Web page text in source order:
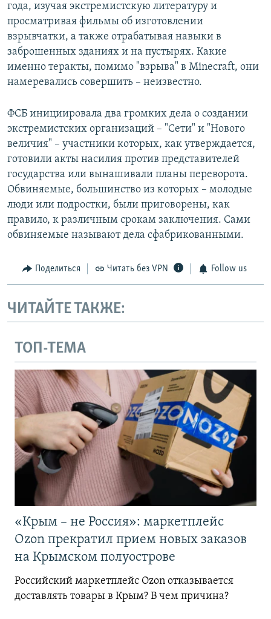
года, изучая экстремистскую литературу и
просматривая фильмы об изготовлении
взрывчатки, а также отрабатывая навыки в
заброшенных зданиях и на пустырях. Какие
именно теракты, помимо "взрыва" в Minecraft, они
намеревались совершить – неизвестно.
ФСБ инициировала два громких дела о создании
экстремистских организаций – "Сети" и "Нового
величия" – участники которых, как утверждается,
готовили акты насилия против представителей
государства или вынашивали планы переворота.
Обвиняемые, большинство из которых – молодые
люди или подростки, были приговорены, как
правило, к различным срокам заключения. Сами
обвиняемые называют дела сфабрикованными.
Поделиться Читать без VPN Follow us
ЧИТАЙТЕ ТАКЖЕ:
ТОП-ТЕМА
«Крым – не Россия»: маркетплейс
Ozon прекратил прием новых заказов
на Крымском полуострове
Российский маркетплейс Ozon отказывается
доставлять товары в Крым? В чем причина?